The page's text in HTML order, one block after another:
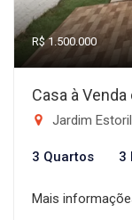
R$ 1.500.000
Casa à
Jardim
3 Quartos 3
Mais